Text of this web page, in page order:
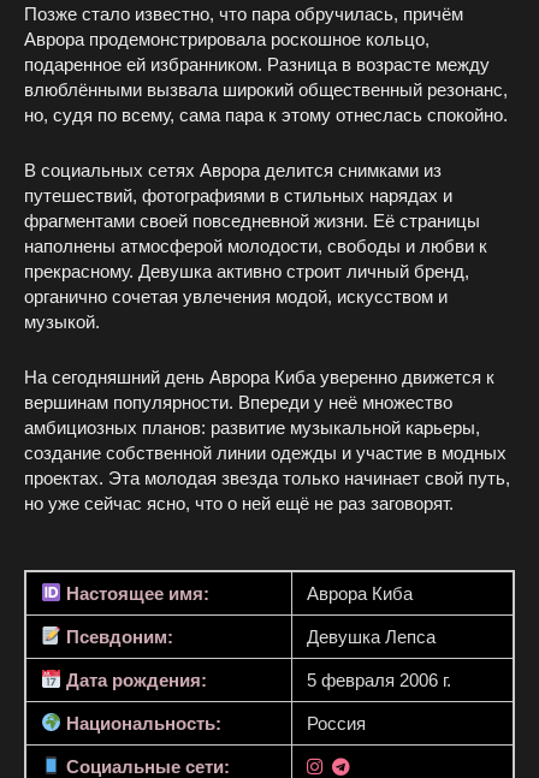
Позже стало известно, что пара обручилась, причём
Аврора продемонстрировала роскошное кольцо,
подаренное ей избранником. Разница в возрасте между
влюблёнными вызвала широкий общественный резонанс,
но, судя по всему, сама пара к этому отнеслась спокойно.
В социальных сетях Аврора делится снимками из
путешествий, фотографиями в стильных нарядах и
фрагментами своей повседневной жизни. Её страницы
наполнены атмосферой молодости, свободы и любви к
прекрасному. Девушка активно строит личный бренд,
органично сочетая увлечения модой, искусством и
музыкой.
На сегодняшний день Аврора Киба уверенно движется к
вершинам популярности. Впереди у неё множество
амбициозных планов: развитие музыкальной карьеры,
создание собственной линии одежды и участие в модных
проектах. Эта молодая звезда только начинает свой путь,
но уже сейчас ясно, что о ней ещё не раз заговорят.
Настоящее имя: Аврора Киба
Псевдоним: Девушка Лепса
Дата рождения: 5 февраля 2006 г.
Национальность: Россия
Социальные сети: